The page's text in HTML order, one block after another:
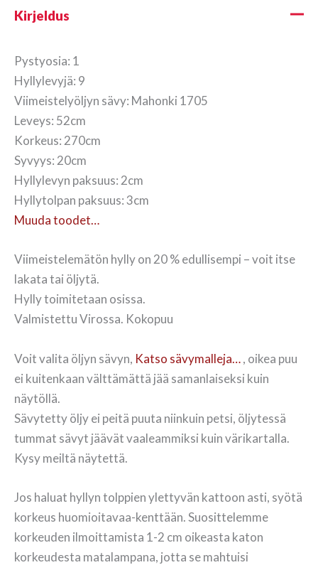
Kirjeldus
Pystyosia: 1
Hyllylevyjä: 9
Viimeistelyöljyn sävy: Mahonki 1705
Leveys: 52cm
Korkeus: 270cm
Syvyys: 20cm
Hyllylevyn paksuus: 2cm
Hyllytolpan paksuus: 3cm
Muuda toodet…
Viimeistelemätön hylly on 20 % edullisempi – voit itse
lakata tai öljytä.
Hylly toimitetaan osissa.
Valmistettu Virossa. Kokopuu
Voit valita öljyn sävyn, Katso sävymalleja…, oikea puu
ei kuitenkaan välttämättä jää samanlaiseksi kuin
näytöllä.
Sävytetty öljy ei peitä puuta niinkuin petsi, öljytessä
tummat sävyt jäävät vaaleammiksi kuin värikartalla.
Kysy meiltä näytettä.
Jos haluat hyllyn tolppien ylettyvän kattoon asti, syötä
korkeus huomioitavaa-kenttään. Suosittelemme
korkeuden ilmoittamista 1-2 cm oikeasta katon
korkeudesta matalampana, jotta se mahtuisi